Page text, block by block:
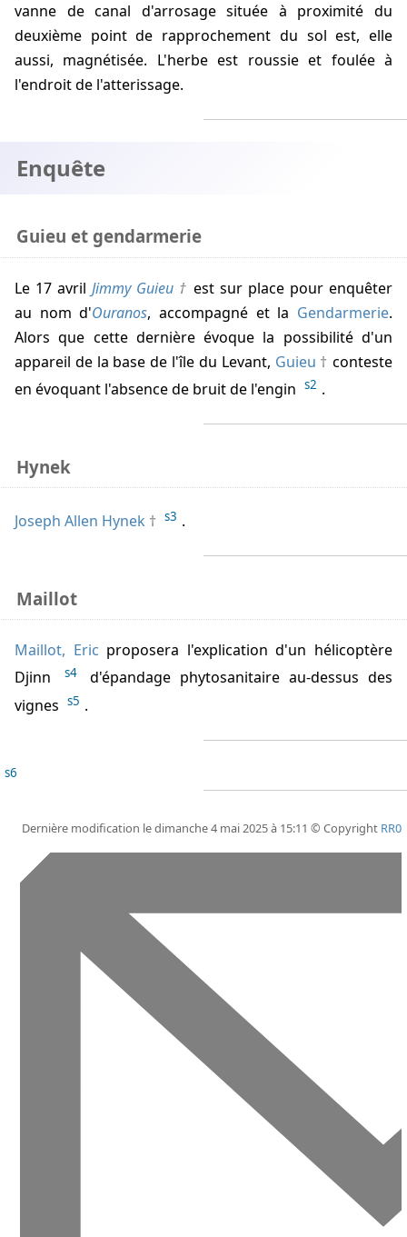
vanne de canal d'arrosage située à proximité du
deuxième point de rapprochement du sol est, elle
aussi, magnétisée. L'herbe est roussie et foulée à
l'endroit de l'atterissage.
Enquête
Guieu et gendarmerie
Le 17 avril Jimmy Guieu
est sur place pour enquêter
au nom d'Ouranos, accompagné et la Gendarmerie.
Alors que cette dernière évoque la possibilité d'un
appareil de la base de l'île du Levant, Guieu
conteste
en évoquant l'absence de bruit de l'engin s2 .
Hynek
Joseph Allen Hynek s3 .
Maillot
Maillot, Eric proposera l'explication d'un hélicoptère
Djinn
s4
d'épandage phytosanitaire au-dessus des
vignes s5 .
s6
Dernière modification le dimanche 4 mai 2025 à 15:11 © Copyright RR0